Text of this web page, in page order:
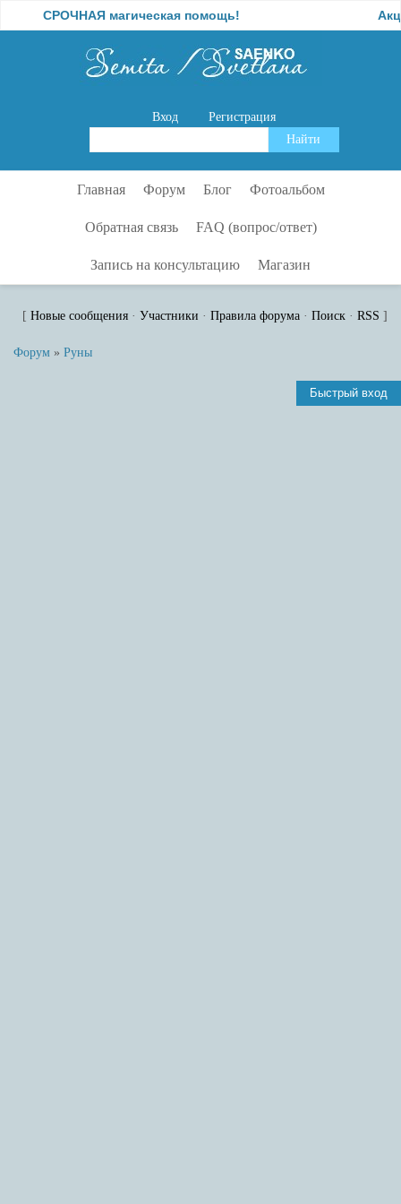
СРОЧНАЯ магическая помощь!
Вход Регистрация
Главная Форум Блог Фотоальбом
Обратная связь FAQ (вопрос/ответ)
Запись на консультацию Магазин
[ Новые сообщения · Участники · Правила форума · Поиск · RSS ]
Форум » Руны